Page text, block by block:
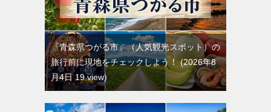
『青森県つがる市』（人気観光スポット）の
旅行前に現地をチェックしよう！ 2026年8
月4日 19 view